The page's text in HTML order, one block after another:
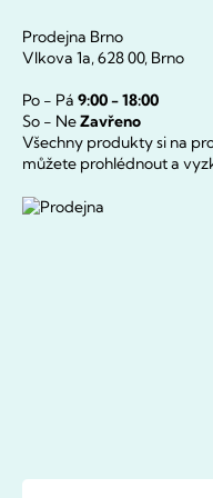
Prodejna Brno
Vlkova 1a, 628 00, Brno
Po - Pá 9:00 - 18:00
So - NeZavřeno
Všechny produkty si na
můžete prohlédnout a